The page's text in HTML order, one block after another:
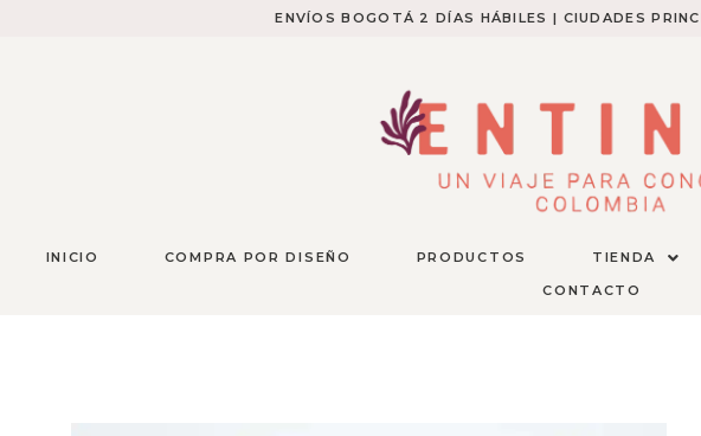
ENVÍOS BOGOTÁ 2 DÍAS HÁBILES | CIUDADES
INICIO COMPRA POR DISEÑO PRODUCTOS TIENDA
CONTACTO